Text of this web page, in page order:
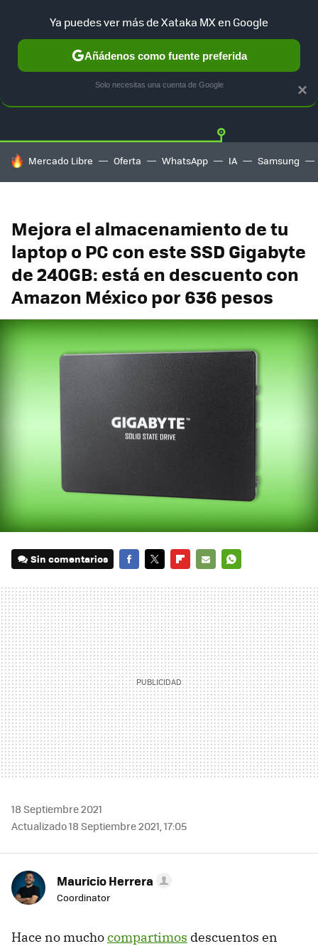
GUÍA DE COMPRAS MERCADO LIBRE
HOY SE HABLA DE
Mercado Libre Oferta WhatsApp IA Samsung
Mejora el almacenamiento de tu
laptop o PC con este SSD Gigabyte
de 240GB: está en descuento con
Amazon México por 636 pesos
Sin comentarios
MAIL
18 Septiembre 2021
Actualizado 18 Septiembre 2021, 17:05
Mauricio Herrera
Coordinator
Hace no muchocompartimos descuentos en
×
Ya puedes ver más de Xataka MX en Google
Añádenos como fuente preferida
Solo necesitas una cuenta de Google